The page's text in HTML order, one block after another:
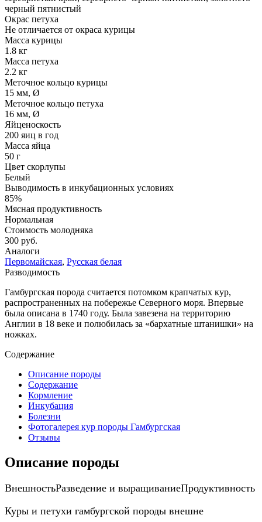
черный пятнистый
Окрас петуха
Не отличается от окраса курицы
Масса курицы
1.8 кг
Масса петуха
2.2 кг
Меточное кольцо курицы
15 мм, Ø
Меточное кольцо петуха
16 мм, Ø
Яйценоскость
200 яиц в год
Масса яйца
50 г
Цвет скорлупы
Белый
Выводимость в инкубационных условиях
85%
Мясная продуктивность
Нормальная
Стоимость молодняка
300 руб.
Аналоги
Первомайская, Русская белая
Разводимость
Гамбургская порода считается потомком крапчатых кур,
распространенных на побережье Северного моря. Впервые
была описана в 1740 году. Была завезена на территорию
Англии в 18 веке и полюбилась за «бархатные штанишки» на
ножках.
Содержание
Описание породы
Содержание
Кормление
Инкубация
Болезни
Фотогалерея кур породы Гамбургская
Отзывы
Описание породы
ВнешностьРазведение и выращиваниеПродуктивность
Куры и петухи гамбургской породы внешне